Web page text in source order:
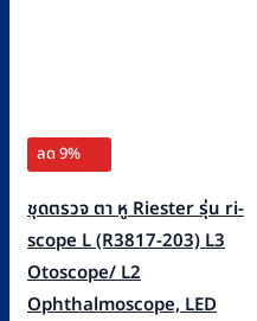
ลด 9%
ชุดตรวจ ตา หู Riester รุ่น ri-
scope L (R3817-203) L3
Otoscope/ L2
Ophthalmoscope, LED